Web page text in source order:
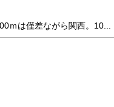
ｍは僅差ながら関西。10...